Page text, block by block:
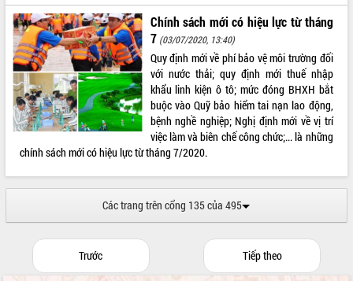
Chính sách mới có hiệu lực từ tháng
7 (03/07/2020, 13:40)
Quy định mới về phí bảo vệ môi trường đối
với nước thải; quy định mới thuế nhập
khẩu linh kiện ô tô; mức đóng BHXH bắt
buộc vào Quỹ bảo hiểm tai nạn lao động,
bệnh nghề nghiệp; Nghị định mới về vị trí
việc làm và biên chế công chức;... là những
chính sách mới có hiệu lực từ tháng 7/2020.
Các trang trên cổng 135 của 495
Trước Tiếp theo